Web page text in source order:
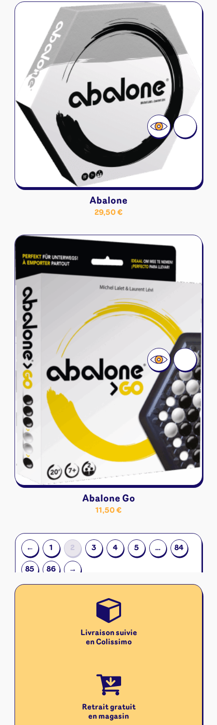
Abalone
29,50€
Abalone Go
11,50€
← 1 2 3 4 5 … 84
85 86 →
Livraison suivie
en Colissimo
Retrait gratuit
en magasin